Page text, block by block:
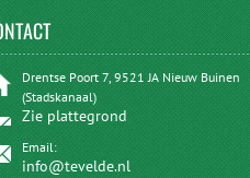
Drentse Poort 7, 9521 JA Nieuw Buinen
(Stadskanaal)
Zie plattegrond
Email:
info@tevelde.nl